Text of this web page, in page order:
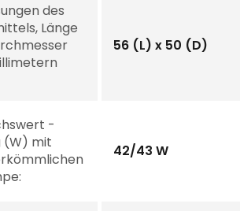
des
Länge
56 (L) x 50 (D)
-
(W) mit
42/43 W